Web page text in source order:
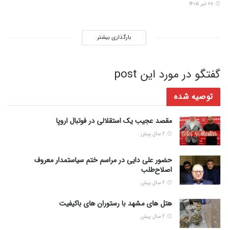
بارگذاری بیشتر
گفتگو در مورد این post
توصیه شده
مقصد عجیب یک استقلالی در فوتبال اروپا
حضور علی دایی در مراسم ختم سیاستمدار معروف
اصلاح‌طلب
هتل های مشهد با رستوران های باکیفیت